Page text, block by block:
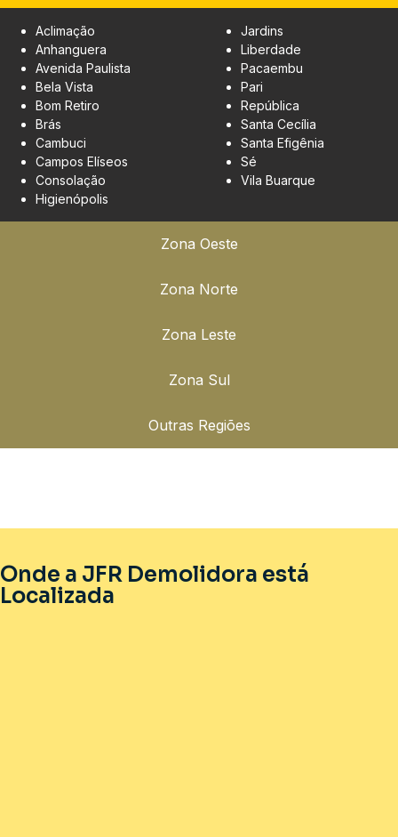
Zona Oeste
Zona Norte
Zona Leste
Zona Sul
Outras Regiões
Aclimação
Anhanguera
Avenida Paulista
Bela Vista
Bom Retiro
Brás
Cambuci
Campos Elíseos
Consolação
Higienópolis
Jardins
Liberdade
Pacaembu
Pari
República
Santa Cecília
Santa Efigênia
Sé
Vila Buarque
Onde a JFR Demolidora está
Localizada